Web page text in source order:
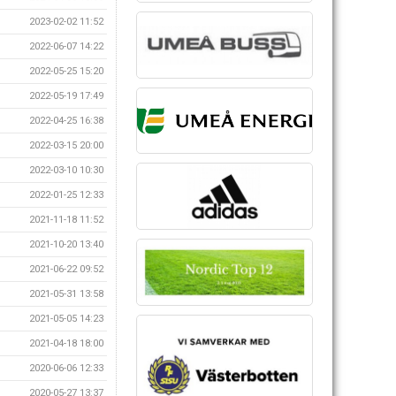
2023-02-02 11:52
2022-06-07 14:22
2022-05-25 15:20
2022-05-19 17:49
2022-04-25 16:38
2022-03-15 20:00
2022-03-10 10:30
2022-01-25 12:33
2021-11-18 11:52
2021-10-20 13:40
2021-06-22 09:52
2021-05-31 13:58
2021-05-05 14:23
2021-04-18 18:00
2020-06-06 12:33
2020-05-27 13:37